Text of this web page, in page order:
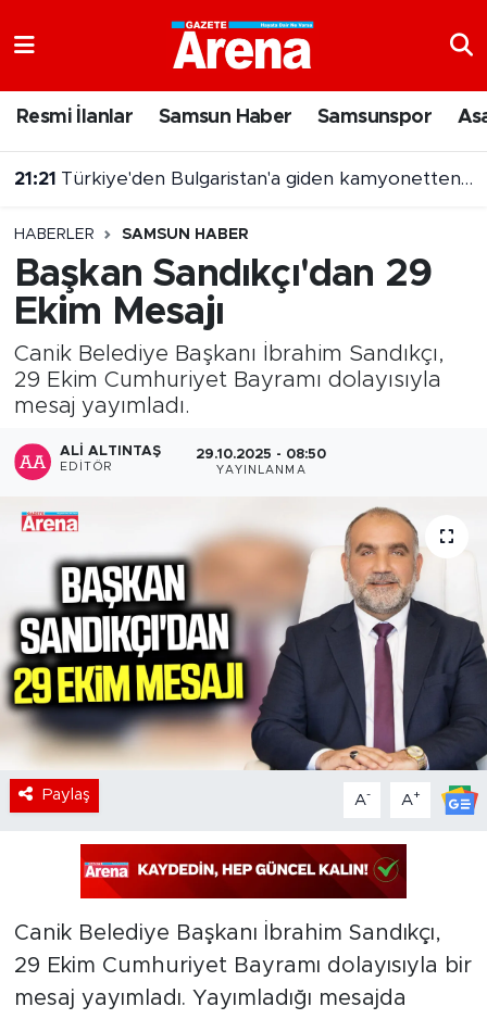
Resmi İlanlar Samsun Haber Samsunspor
21:21 Türkiye'den Bulgaristan'a giden kamyonetten 5 kilo altın çıktı
HABERLER SAMSUN HABER
Başkan Sandıkçı'dan 29
Ekim Mesajı
Canik Belediye Başkanı İbrahim Sandıkçı,
29 Ekim Cumhuriyet Bayramı dolayısıyla
mesaj yayımladı.
ALI ALTINTAŞ
EDITÖR
29.10.2025 - 08:50
YAYINLANMA
Paylaş A- A+
Canik Belediye Başkanı İbrahim Sandıkçı,
29 Ekim Cumhuriyet Bayramı dolayısıyla bir
mesaj yayımladı. Yayımladığı mesajda
Samsun Namaz Vakitleri
Süper Lig Puan Durumu ve Fikstür
Tüm Manşetler
Son Dakika Haberleri
Haber Arşivi